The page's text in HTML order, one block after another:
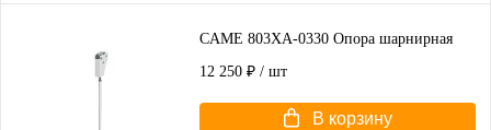
CAME 803XA-0330 Опора шарнирная
12 250 ₽ / шт
В корзину